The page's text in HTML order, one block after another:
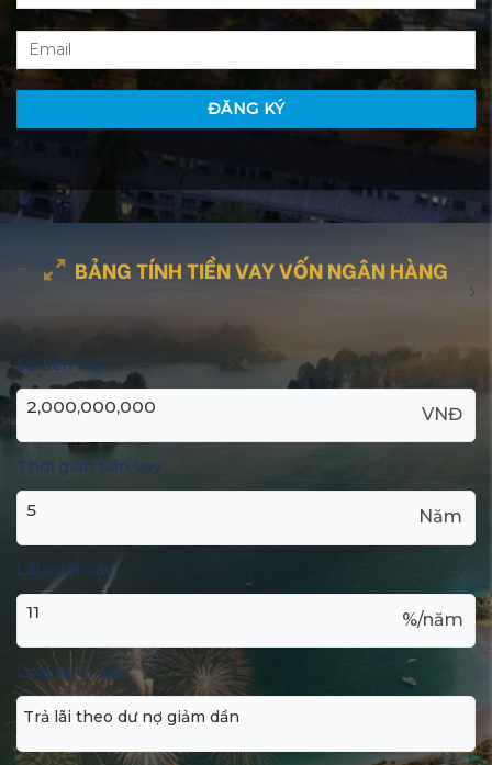
BẢNG TÍNH TIỀN VAY VỐN NGÂN HÀNG
Số tiền vay
VNĐ
Thời gian tiền vay
Năm
Lãi suất vay
%/năm
Loại hình vay